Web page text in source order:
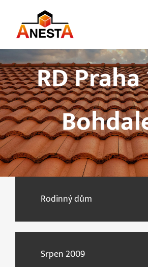
content
RD
Rodinný dům
Srpen 2009